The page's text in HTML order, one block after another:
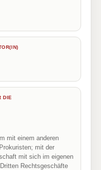
DIE
mit einem anderen
mit der
mit sich im eigenen
Rechtsgeschäfte